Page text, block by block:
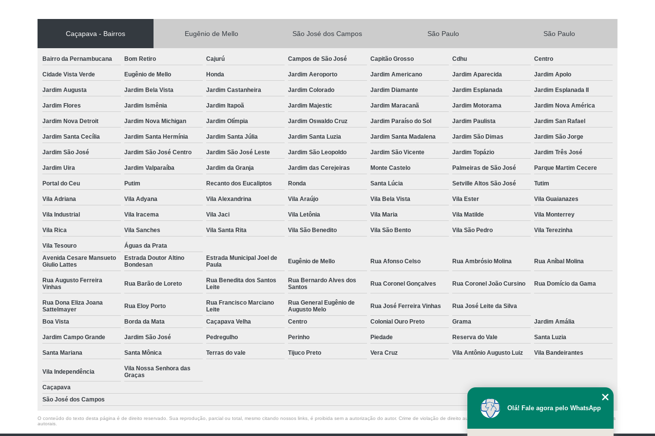
Veterinario 24hs
Veterinária 24 Horas
Veterinária 24 Horas Perto de Mim
Veterinária 24h
Veterinária 24h Perto de Mim
Veterinário 24 Horas
Veterinário 24 Horas Mais Próximo
Veterinário 24 Horas Perto de Mim
Veterinário 24h
Veterinário 24h Perto de Mim
Veterinário 24hrs
Vet Popular 24 Horas
Veterinario a Preço Popular
Veterinária Popular
Veterinária Popular 24 Horas
Veterinário 24 Horas Popular
Veterinário Popular
Veterinário Popular 24 Horas
Veterinário Popular 24h
Veterinário Popular Perto de Mim Veterinário Preço Popular
Caçapava - Bairros Eugênio de Mello São José dos Campos São Paulo São Paulo
Bairro da Pernambucana Bom Retiro Cajurú Campos de São José Capitão Grosso Cdhu Centro
Cidade Vista Verde Eugênio de Mello Honda Jardim Aeroporto Jardim Americano Jardim Aparecida Jardim Apolo
Jardim Augusta Jardim Bela Vista Jardim Castanheira Jardim Colorado Jardim Diamante Jardim Esplanada Jardim Esplanada II
Jardim Flores Jardim Ismênia Jardim Itapoã Jardim Majestic Jardim Maracanã Jardim Motorama Jardim Nova América
Jardim Nova Detroit Jardim Nova Michigan Jardim Olímpia Jardim Oswaldo Cruz Jardim Paraíso do Sol Jardim Paulista Jardim San Rafael
Jardim Santa Cecília Jardim Santa Hermínia Jardim Santa Júlia Jardim Santa Luzia Jardim Santa Madalena Jardim São Dimas Jardim São Jorge
Jardim São José Jardim São José Centro Jardim São José Leste Jardim São Leopoldo Jardim São Vicente Jardim Topázio Jardim Três José
Jardim Uira Jardim Valparaíba Jardim da Granja Jardim das Cerejeiras Monte Castelo Palmeiras de São José Parque Martim Cecere
Portal do Ceu Putim Recanto dos Eucaliptos Ronda Santa Lúcia Setville Altos São José Tutim
Vila Adriana Vila Adyana Vila Alexandrina Vila Araújo Vila Bela Vista Vila Ester Vila Guaianazes
Vila Industrial Vila Iracema Vila Jaci Vila Letônia Vila Maria Vila Matilde Vila Monterrey
Vila Rica Vila Sanches Vila Santa Rita Vila São Benedito Vila São Bento Vila São Pedro Vila Terezinha
Vila Tesouro
Águas da Prata
Avenida Cesare Mansueto
Giulio Lattes
Estrada Doutor Altino
Bondesan
Estrada Municipal Joel de
Paula
Eugênio de Mello Rua Afonso Celso Rua Ambrósio Molina Rua Aníbal Molina
Rua Augusto Ferreira
Vinhas
Rua Barão de Loreto
Rua Benedita dos Santos
Leite
Rua Bernardo Alves dos
Santos
Rua Coronel Gonçalves Rua Coronel João Cursino Rua Domício da Gama
Rua Dona Eliza Joana
Sattelmayer
Rua Eloy Porto
Rua Francisco Marciano
Leite
Rua General Eugênio de
Augusto Melo
Rua José Ferreira Vinhas Rua José Leite da Silva
Boa Vista Borda da Mata Caçapava Velha Centro Colonial Ouro Preto Grama Jardim Amália
Jardim Campo Grande Jardim São José Pedregulho Perinho Piedade Reserva do Vale Santa Luzia
Santa Mariana Santa Mônica Terras do vale Tijuco Preto Vera Cruz Vila Antônio Augusto Luiz Vila Bandeirantes
Vila Independência
Vila Nossa Senhora das
Graças
Caçapava
São José dos Campos
O conteúdo do texto desta página é de direito reservado. Sua reprodução, parcial ou total, mesmo citando nossos links, é proibida sem a autorização do autor. Crime de violação de direito autoral – artigo 184 do Código Penal –
Lei 9610/98 - Lei de direitos
autorais
Olá! Fale agora pelo WhatsApp